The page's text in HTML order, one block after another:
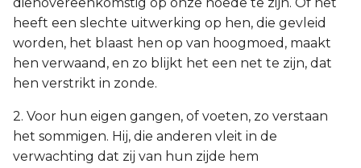
heeft een slechte uitwerking op hen, die gevleid
worden, het blaast hen op van hoogmoed, maakt
hen verwaand, en zo blijkt het een net te zijn, dat
hen verstrikt in zonde.
2. Voor hun eigen gangen, of voeten, zo verstaan
het sommigen. Hij, die anderen vleit in de
verwachting dat zij van hun zijde hem